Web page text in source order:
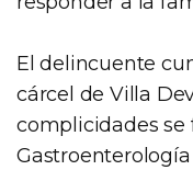
El delincuente
cárcel de Villa
complicidades se